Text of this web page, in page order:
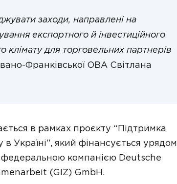
заходи, направлені на
експортного й інвестиційного
клімату для торговельних партнерів
Франківської ОВА Світлана
в рамках проєкту “Підтримка
Україні”, який фінансується урядом
федеральною компанією Deutsche
(GIZ) GmbH.